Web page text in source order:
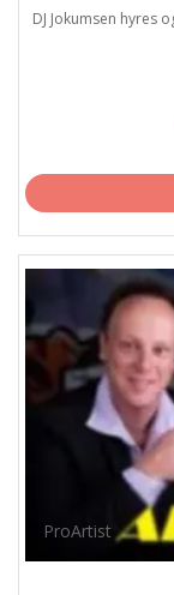
DJ Jokumsen hyres
ProArtist